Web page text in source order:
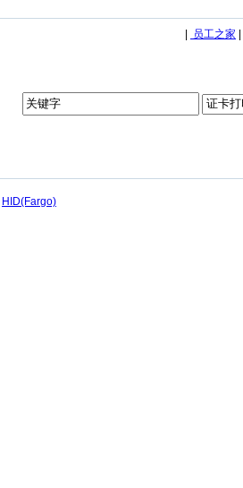
员工之家
HID(Fargo)